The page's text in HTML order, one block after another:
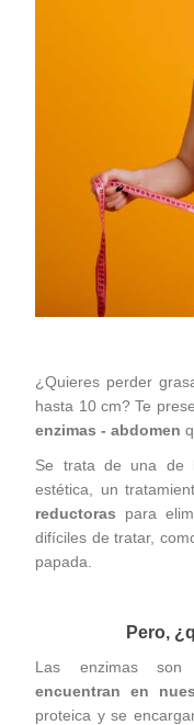
¿Quieres perder
hasta 10 cm? Te
enzimas - abdomen
Se trata de una de
estética, un
reductoras para
difíciles de tratar,
papada.
Pero,
Las enzimas son
encuentran en
proteica y se